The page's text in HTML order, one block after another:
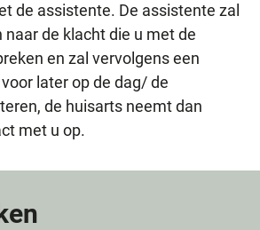
de assistente. De assistente zal
naar de klacht die u met de
en zal vervolgens een
later op de dag/ de
de huisarts neemt dan
met u op.